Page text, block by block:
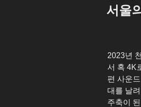
일
서울
2023년
서 혹 4K
편 사운
대를 날
주축이